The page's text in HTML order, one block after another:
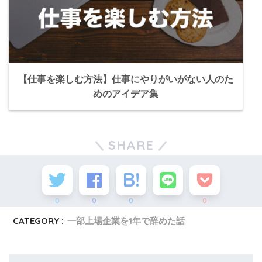
【仕事を楽しむ方法】仕事にやりがいがない人のた
めのアイデア集
SHARE
0 0 0 0
CATEGORY : 一部上場企業を1年で辞めた話